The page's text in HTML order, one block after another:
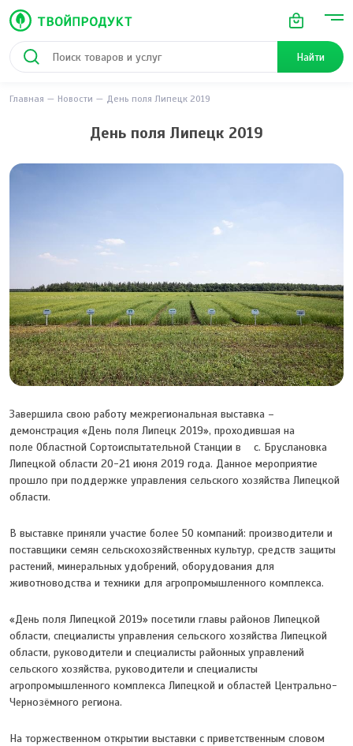
Найти
Главная Новости День поля Липецк 2019
День поля Липецк 2019
Завершила свою работу межрегиональная выставка –
демонстрация «День поля Липецк 2019», проходившая на
поле Областной Сортоиспытательной Станции в с. Бруслановка
Липецкой области 20-21 июня 2019 года. Данное мероприятие
прошло при поддержке управления сельского хозяйства Липецкой
области.
В выставке приняли участие более 50 компаний: производители и
поставщики семян сельскохозяйственных культур, средств защиты
растений, минеральных удобрений, оборудования для
животноводства и техники для агропромышленного комплекса.
«День поля Липецкой 2019» посетили главы районов Липецкой
области, специалисты управления сельского хозяйства Липецкой
области, руководители и специалисты районных управлений
сельского хозяйства, руководители и специалисты
агропромышленного комплекса Липецкой и областей Центрально-
Чернозёмного региона.
На торжественном открытии выставки с приветственным словом